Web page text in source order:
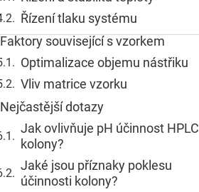
Řízení tlaku systému
Faktory související s vzorkem
Optimalizace objemu nástřiku
Vliv matrice vzorku
Nejčastější dotazy
Jak ovlivňuje pH účinnost HPLC
kolony?
Jaké jsou příznaky poklesu
účinnosti kolony?